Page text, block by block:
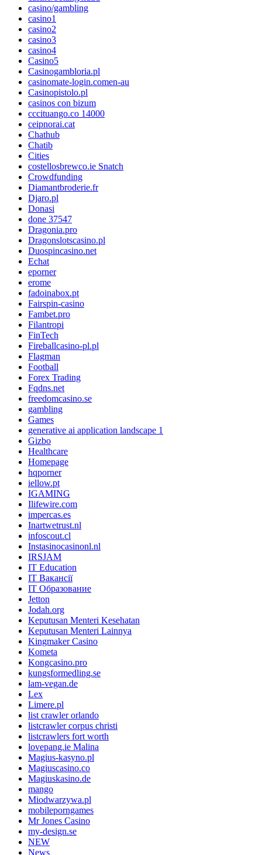
casino/gambling
casino1
casino2
casino3
casino4
Casino5
Casinogambloria.pl
casinomate-login.comen-au
Casinopistolo.pl
casinos con bizum
cccituango.co 14000
ceipnorai.cat
Chathub
Chatib
Cities
costellosbrewco.ie Snatch
Crowdfunding
Diamantbroderie.fr
Djaro.pl
Donasi
done 37547
Dragonia.pro
Dragonslotscasino.pl
Duospincasino.net
Echat
eporner
erome
fadoinabox.pt
Fairspin-casino
Fambet.pro
Filantropi
FinTech
Fireballcasino-pl.pl
Flagman
Football
Forex Trading
Fqdns.net
freedomcasino.se
gambling
Games
generative ai application landscape 1
Gizbo
Healthcare
Homepage
hqporner
iellow.pt
IGAMING
Ilifewire.com
impercas.es
Inartwetrust.nl
infoscout.cl
Instasinocasinonl.nl
IRSJAM
IT Education
IT Вакансії
IT Образование
Jetton
Jodah.org
Keputusan Menteri Kesehatan
Keputusan Menteri Lainnya
Kingmaker Casino
Kometa
Kongcasino.pro
kungsformedling.se
lam-vegan.de
Lex
Limere.pl
list crawler orlando
listcrawler corpus christi
listcrawlers fort worth
lovepang.ie Malina
Magius-kasyno.pl
Magiuscasino.co
Magiuskasino.de
mango
Miodwarzywa.pl
mobileporngames
Mr Jones Casino
my-design.se
NEW
News